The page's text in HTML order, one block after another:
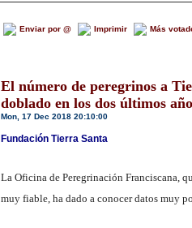
Enviar por @ Imprimir Más
El número de peregrinos a
doblado en los dos últimos
Mon, 17 Dec 2018 20:10:00
Fundación Tierra Santa
La Oficina de Peregrinación Franciscana,
muy fiable, ha dado a conocer datos muy